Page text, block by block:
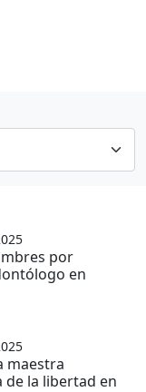
por
en
maestra
de la libertad en